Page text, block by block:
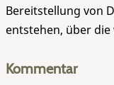
Bereitstellung von
entstehen, über
Kommentar